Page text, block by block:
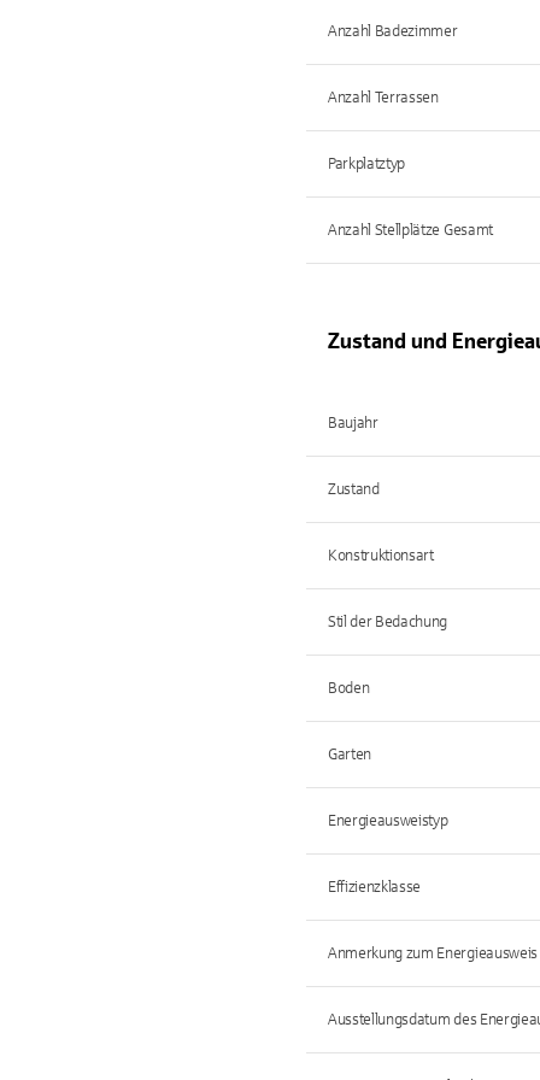
Anzahl Badezimmer
Anzahl Terrassen
Parkplatztyp
Anzahl Stellplätze Gesamt
Zustand und
Baujahr
Zustand
Konstruktionsart
Stil der Bedachung
Boden
Garten
Energieausweistyp
Effizienzklasse
Anmerkung zum Energieausweis
Ausstellungsdatum des